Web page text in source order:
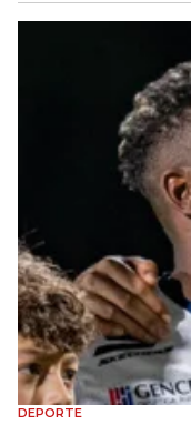
DEPORTE